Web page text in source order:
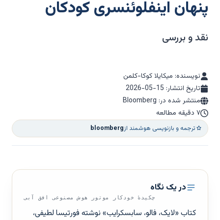
پنهان اینفلوئنسری کودکان
نقد و بررسی
نویسنده: میکایلا کوکا-کلمن
تاریخ انتشار: 2026-05-15
منتشر شده در: Bloomberg
۷ دقیقه مطالعه
ترجمه و بازنویسی هوشمند ازbloomberg
در یک نگاه
چکیدهٔ خودکار موتور هوش مصنوعی افق آبی
کتاب «لایک، فالو، سابسکرایب» نوشته فورتیسا لطیفی،